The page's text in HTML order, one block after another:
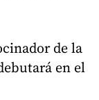
de la
en el